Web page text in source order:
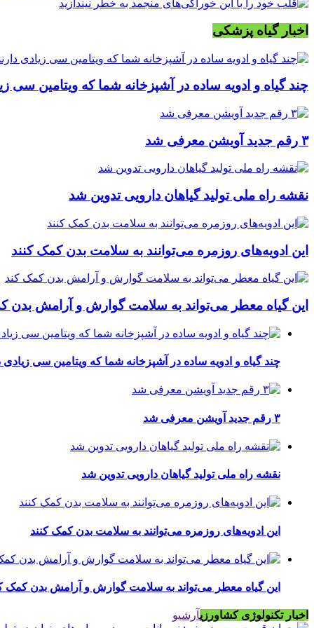
اخبار گیاه پزشکی
چند گیاه و ادویه ساده در آشپزخانه شما که ویتامین سی
۳ رقم جدید آویشن معرفی شد
نقشه راه ملی تولید گیاهان دارویی تدوین شد
این ادویه‌های روزمره می‌توانند به سلامت بدن کمک کنند
این گیاه معطر می‌تواند به سلامت گوارش و آرامش بدن
چند گیاه و ادویه ساده در آشپزخانه شما که ویتامین سی زیادی
۳ رقم جدید آویشن معرفی شد
نقشه راه ملی تولید گیاهان دارویی تدوین شد
این ادویه‌های روزمره می‌توانند به سلامت بدن کمک کنند
این گیاه معطر می‌تواند به سلامت گوارش و آرامش بدن کمک
اخبار تکنولوژی کشاورزیآرشیو